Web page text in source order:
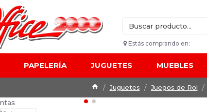
Estás comprando en:
PAPELERÍA JUGUETES MUEBLES
Juguetes Juegos de Rol